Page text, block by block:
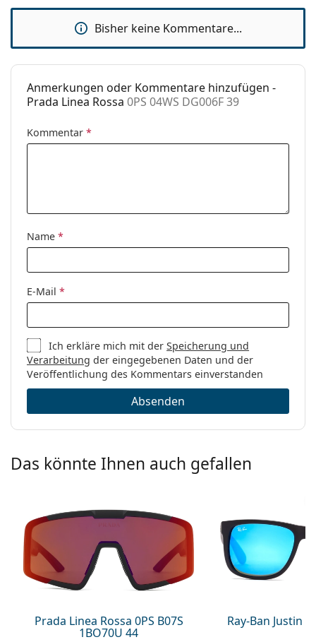
Sport:
Radfahren, Laufen, Wandern, Off-
Road-Radfahren
Code:
0PS 04WS DG006F 39
verfügbar :
Bisher keine Kommentare...
Anmerkungen oder Kommentare hinzufügen -
Prada Linea Rossa 0PS 04WS DG006F 39
Kommentar *
Name *
E-Mail *
Ich erkläre mich mit derSpeicherung und
Verarbeitung der eingegebenen Daten und der
Veröffentlichung des Kommentars einverstanden
Absenden
Das könnte Ihnen auch gefallen
Prada Linea Rossa 0PS B07S
1BO70U 44
Ray-Ban Justin